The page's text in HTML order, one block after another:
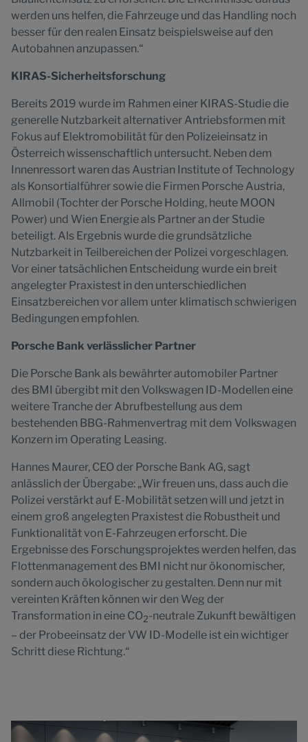
werden uns helfen, die Fahrzeuge und das Handling noch
besser für den realen Einsatz beispielsweise auf den
Autobahnen anzupassen.“
KIRAS-Sicherheitsforschung
Bereits 2019 wurde im Rahmen einer KIRAS-Studie die
generelle Nutzbarkeit alternativer Antriebsformen mit
Fokus auf Elektromobilität für den Polizeieinsatz in
Österreich wissenschaftlich untersucht. Neben dem
Innenressort waren das Austrian Institute of Technology
als Konsortialführer sowie die Firmen Porsche Austria,
Allmobil (Tochter der Porsche Holding, heute MOON
Power) und Wien Energie als Partner an der Studie
beteiligt. Als Ergebnis wurde die grundsätzliche
Nutzbarkeit in Teilbereichen der Polizei vorgeschlagen.
Vor einer tatsächlichen Entscheidung wurde ein breit
angelegter Praxistest in den unterschiedlichen
Einsatzbereichen vor allem unter klimatisch schwierigen
Bedingungen empfohlen.
Porsche Bank verlässlicher Partner
Die Porsche Bank als bewährter automobiler Partner
des BMI übergibt mit den Volkswagen ID-Modellen eine
weitere Tranche der Abrufbestellung aus dem
bestehenden BBG-Rahmenvertrag mit dem Volkswagen
Konzern im Operating Leasing.
Hannes Maurer, CEO der Porsche Bank AG, sagt
anlässlich der Übergabe: „Wir freuen uns, dass auch die
Polizei verstärkt auf E-Mobilität setzen will und jetzt in
einem groß angelegten Praxistest die Robustheit und
Funktionalität von E-Fahrzeugen erforscht. Die
Ergebnisse des Forschungsprojektes werden helfen, das
Flottenmanagement des BMI nicht nur ökonomischer,
sondern auch ökologischer zu gestalten. Denn nur mit
vereinten Kräften können wir den Weg der
Transformation in eine CO2-neutrale Zukunft bewältigen
– der Probeeinsatz der VW ID-Modelle ist ein wichtiger
Schritt diese Richtung.“